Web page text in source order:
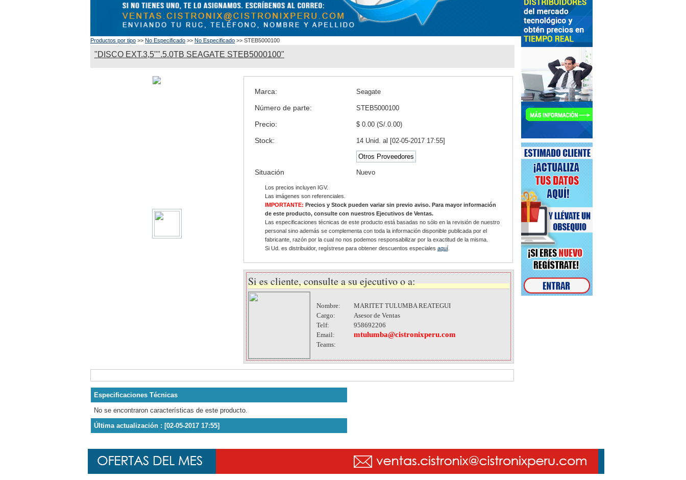
Productos por tipo >> No Especificado >> No Especificado >> STEB5000100
"DISCO EXT.3,5"".5.0TB SEAGATE STEB5000100"
Marca: Seagate
Número de parte: STEB5000100
Precio: $ 0.00 (S/.0.00)
Stock: 14 Unid. al [02-05-2017 17:55]
Otros Proveedores
Situación Nuevo
Los precios incluyen IGV.
Las imágenes son referenciales.
IMPORTANTE: Precios y Stock pueden variar sin previo aviso. Para mayor información
de este producto, consulte con nuestros Ejecutivos de Ventas.
Las especificaciones técnicas de este producto está basadas no sólo en la revisión de nuestro
personal sino además se complementa con toda la información disponible publicada por el
fabricante, razón por la cual no nos podemos responsabilizar por la exactitud de la misma.
Si Ud. es distribuidor, regístrese para obtener descuentos especiales aquí.
Si es cliente, consulte a su ejecutivo o a:
Nombre:
MARITET TULUMBA REATEGUI
Cargo:
Asesor de Ventas
Telf:
958692206
Email:
mtulumba@cistronixperu.com
Teams:
Especificaciones Técnicas
No se encontraron características de este producto.
Última actualización : [02-05-2017 17:55]